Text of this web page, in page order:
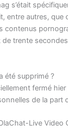
s’était
entre autres, que
contenus
de trente
été supprimé ?
fermé
de la part
Live